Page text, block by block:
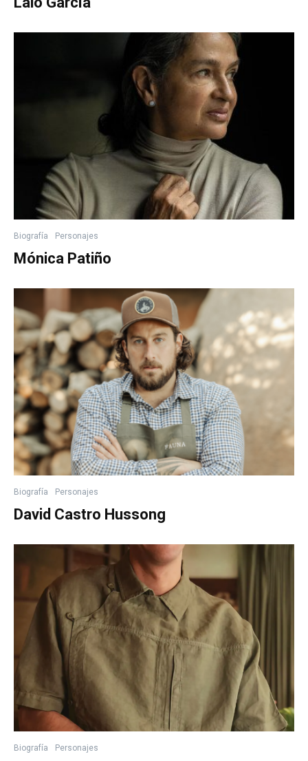
Biografía Personajes
Mónica Patiño
Biografía Personajes
David Castro Hussong
Biografía Personajes